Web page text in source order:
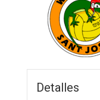
Detalles